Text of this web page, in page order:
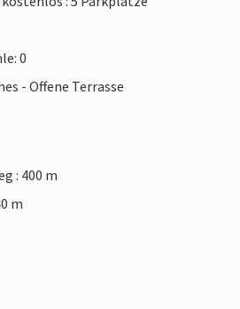
0
- Offene Terrasse
: 400 m
m